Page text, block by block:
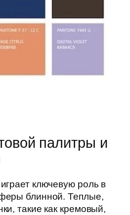
палитры и
ключевую роль в
блинной. Теплые,
такие как кремовый,